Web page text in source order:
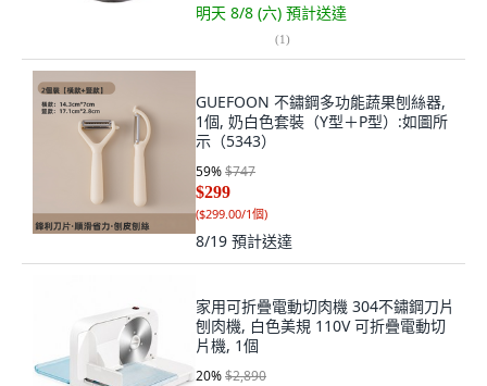
明天 8/8 (六) 預計送達
(1)
GUEFOON 不鏽鋼多功能蔬果刨絲器,
1個, 奶白色套裝（Y型＋P型）:如圖所
示（5343）
59%$747
$299
($299.00/1個)
8/19 預計送達
家用可折疊電動切肉機 304不鏽鋼刀片
刨肉機, 白色美規 110V 可折疊電動切
片機, 1個
20%$2,890